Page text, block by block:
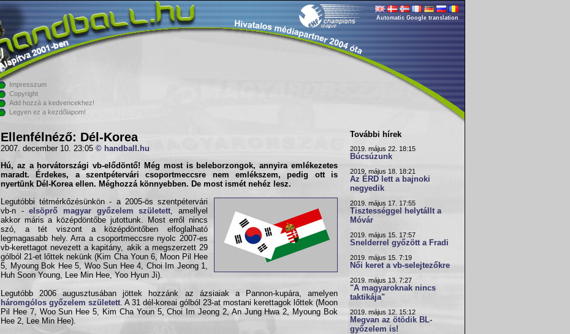
Automatic Google translation
Impresszum
Copyright
Add hozzá a kedvencekhez!
Legyen ez a kezdőlapom!
Ellenfélnéző: Dél-Korea
2007. december 10. 23:05 © handball.hu
Hú, az a horvátországi vb-elődöntő! Még most is beleborzongok, annyira emlékezetes
maradt. Érdekes, a szentpétervári csoportmeccsre nem emlékszem, pedig ott is
nyertünk Dél-Koreaellen. Méghozzá könnyebben. De most ismét nehéz lesz.
Legutóbbi tétmérkőzésünkön - a 2005-ös szentpétervári
vb-n -elsöprő magyar győzelem született , amellyel
akkor máris a középdöntőbe jutottunk. Most erről nincs
szó, a tét viszont a középdöntőben elfoglalható
legmagasabb hely. Arra a csoportmeccsre nyolc 2007-es
vb-kerettagot nevezett a kapitány, akik a megszerzett 29
gólból 21-et lőttek nekünk (Kim Cha Youn 6, Moon Pil Hee
5, Myoung Bok Hee 5, Woo Sun Hee 4, Choi Im Jeong 1,
Huh Soon Young, Lee Min Hee, Yoo Hyun Ji).
Legutóbb 2006 augusztusában jöttek hozzánk az ázsiaiak a Pannon-kupára, amelyen
háromgólos győzelem született . A 31 dél-koreai gólból 23-at mostani kerettagok lőttek (Moon
Pil Hee 7, Woo Sun Hee 5, Kim Cha Youn 5, Choi Im Jeong 2, An Jung Hwa 2, Myoung Bok
Hee 2, Lee Min Hee).
További hírek
2019. május 22. 18:15
Búcsúzunk
2019. május 18. 18:21
Az ÉRD lett a bajnoki
negyedik
2019. május 17. 17:55
Tisztességgel helytállt a
Móvár
2019. május 15. 17:57
Snelderrel győzött a Fradi
2019. május 15. 7:19
Női keret a vb-selejtezőkre
2019. május 13. 7:27
"A magyaroknak nincs
taktikája"
2019. május 12. 15:12
Megvan az ötödik BL-
győzelem is!